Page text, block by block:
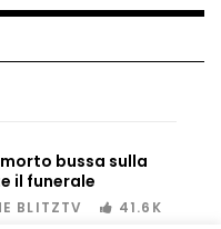
soccorritori al
muore dopo il
e fuga:
tra Sicilia e
bussa sulla
il funerale
BLITZTV 41.6K